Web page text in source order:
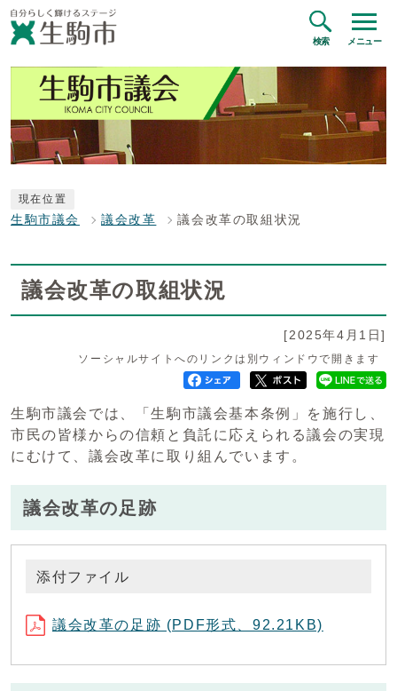
検索 メニュー
現在位置
生駒市議会 議会改革 議会改革の取組状況
議会改革の取組状況
[2025年4月1日]
ソーシャルサイトへのリンクは別ウィンドウで開きます
生駒市議会では、「生駒市議会基本条例」を施行し、
市民の皆様からの信頼と負託に応えられる議会の実現
にむけて、議会改革に取り組んでいます。
議会改革の足跡
添付ファイル
議会改革の足跡 (PDF形式、92.21KB)